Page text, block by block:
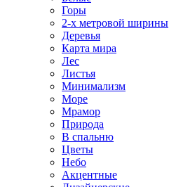
Горы
2-х метровой ширины
Деревья
Карта мира
Лес
Листья
Минимализм
Море
Мрамор
Природа
В спальню
Цветы
Небо
Акцентные